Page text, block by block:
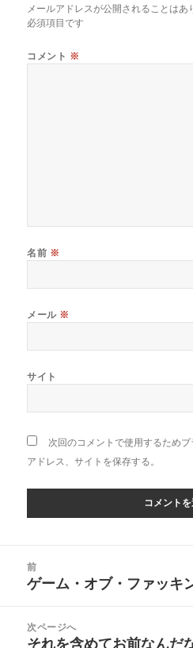
メールアドレスが公開されることはあ
必須項目です
コメント ※
名前 ※
メール ※
サイト
次回のコメントで使用するため
アドレス、サイトを保存する。
前
前
投
稿:
ゲーム・オブ・ファッキ
次ページへ
次
それを含めてお前なんだ